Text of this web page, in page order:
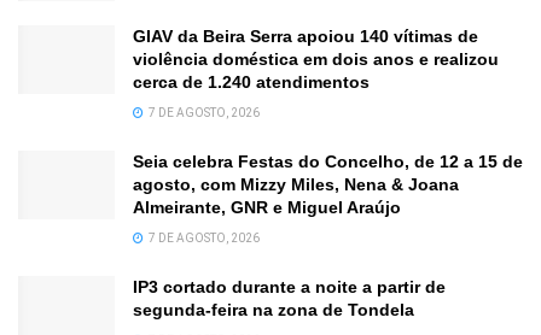
GIAV da Beira Serra apoiou 140 vítimas de
violência doméstica em dois anos e realizou
cerca de 1.240 atendimentos
7 DE AGOSTO, 2026
Seia celebra Festas do Concelho, de 12 a 15 de
agosto, com Mizzy Miles, Nena & Joana
Almeirante, GNR e Miguel Araújo
7 DE AGOSTO, 2026
IP3 cortado durante a noite a partir de
segunda-feira na zona de Tondela